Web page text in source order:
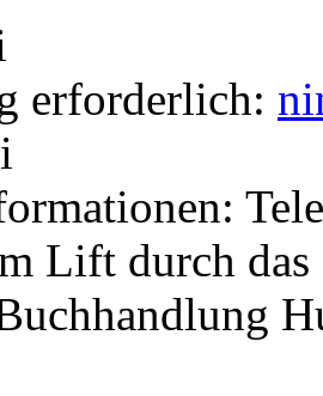
erforderlich:
Lift durch